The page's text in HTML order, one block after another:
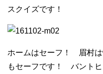
スクイズです！
ホームはセーフ！ 眉村は
もセーフです！ バントヒ